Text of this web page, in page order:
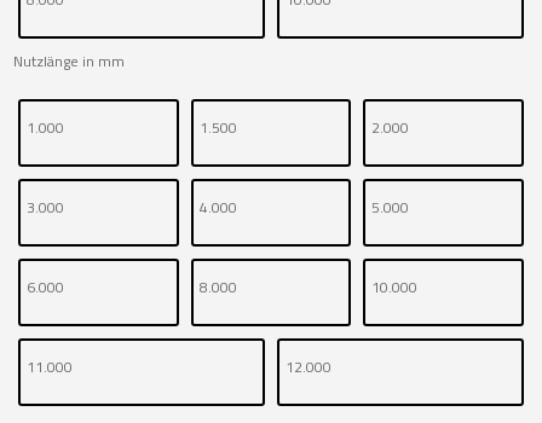
Nutzlänge in mm
1.000 1.500 2.000
3.000 4.000 5.000
6.000 8.000 10.000
11.000 12.000